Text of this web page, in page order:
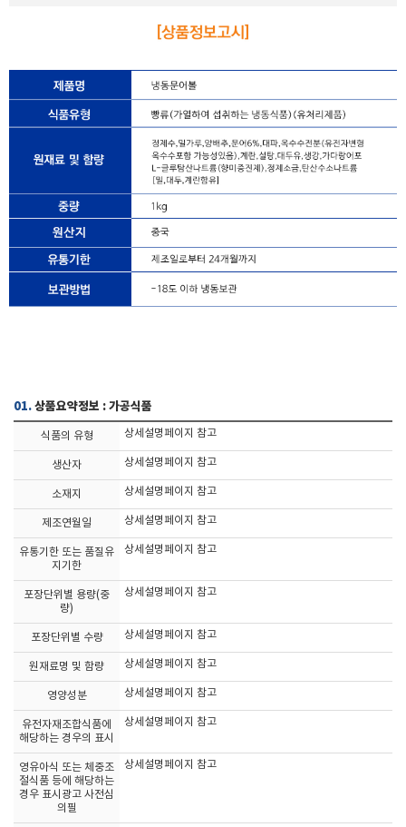
01.상품요약정보 : 가공식품
식품의 유형 상세설명페이지 참고
생산자 상세설명페이지 참고
소재지 상세설명페이지 참고
제조연월일 상세설명페이지 참고
유통기한 또는 품질유
지기한
상세설명페이지 참고
포장단위별 용량(중
량)
상세설명페이지 참고
포장단위별 수량 상세설명페이지 참고
원재료명 및 함량 상세설명페이지 참고
영양성분 상세설명페이지 참고
유전자재조합식품에
해당하는 경우의 표시
상세설명페이지 참고
영유아식 또는 체중조
절식품 등에 해당하는
경우 표시광고 사전심
의필
상세설명페이지 참고